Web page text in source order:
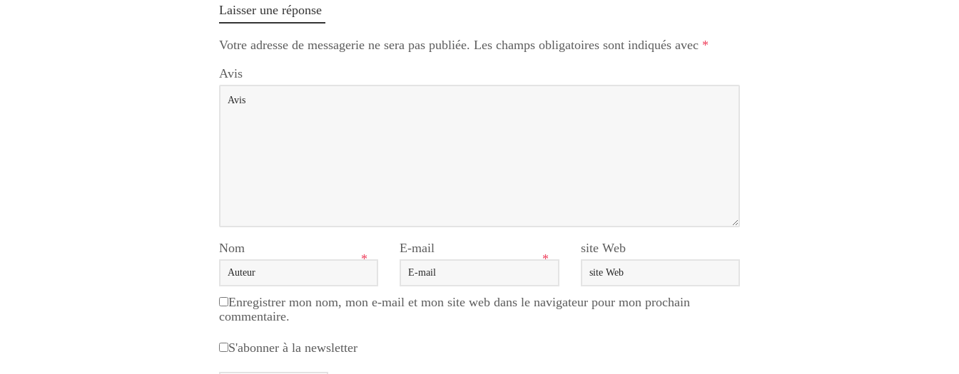
Laisser une réponse
Votre adresse de messagerie ne sera pas publiée. Les champs obligatoires sont indiqués avec *
Avis
Nom
*
E-mail
*
site Web
Enregistrer mon nom, mon e-mail et mon site web dans le navigateur pour mon prochain
commentaire.
S'abonner à la newsletter